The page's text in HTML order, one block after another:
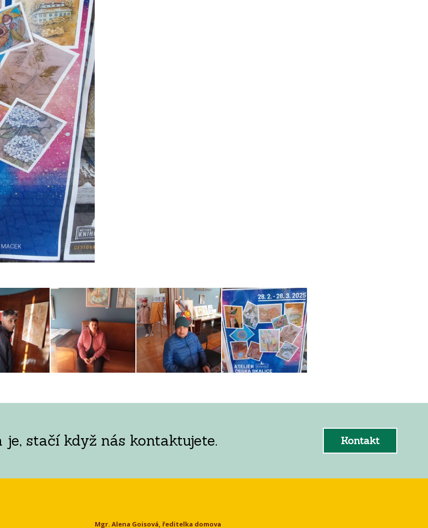
stačí když nás kontaktujete. Kontakt
Mgr. Alena Goisová, ředitelka domova